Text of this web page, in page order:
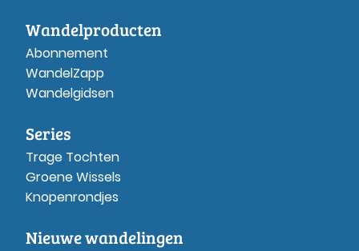
Wandelproducten
Abonnement
WandelZapp
Wandelgidsen
Series
Trage Tochten
Groene Wissels
Knopenrondjes
Nieuwe wandelingen